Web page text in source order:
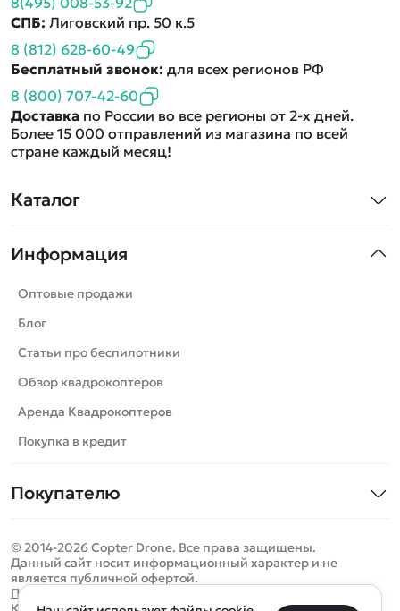
Каталог
Машинки
Танки
Вертолеты
Катера
Роботы
Самолеты
Сборные модели
Спецтехника
Игрушки
Запчасти для моделей
Информация
Оптовые продажи
Блог
Статьи про беспилотники
Обзор квадрокоптеров
Аренда Квадрокоптеров
Покупка в кредит
Покупателю
Оплата и доставка
Помощь
СПБ: Лиговский пр. 50 к.5
8 (812) 628-60-49
Бесплатный звонок: для всех регионов РФ
8 (800) 707-42-60
Доставка по России во все регионы от 2-х дней.
Более 15 000 отправлений из магазина по всей
стране каждый месяц!
© 2014-2026 Copter Drone. Все права защищены.
Данный сайт носит информационный характер и не
является публичной офертой.
Политика конфиденциальности
Определить местоположение